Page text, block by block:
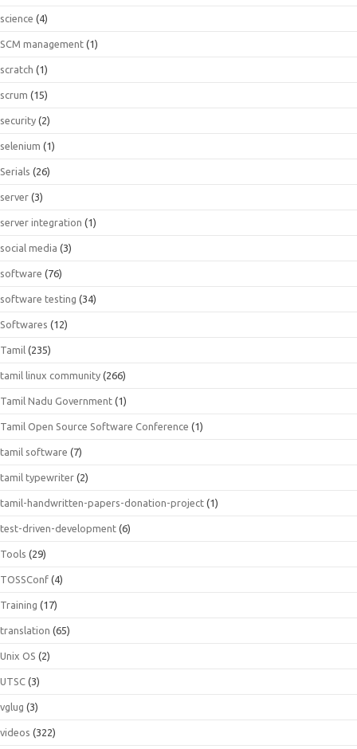
science (4)
SCM management (1)
scratch (1)
scrum (15)
security (2)
selenium (1)
Serials (26)
server (3)
server integration (1)
social media (3)
software (76)
software testing (34)
Softwares (12)
Tamil (235)
tamil linux community (266)
Tamil Nadu Government (1)
Tamil Open Source Software Conference (1)
tamil software (7)
tamil typewriter (2)
tamil-handwritten-papers-donation-project (1)
test-driven-development (6)
Tools (29)
TOSSConf (4)
Training (17)
translation (65)
Unix OS (2)
UTSC (3)
vglug (3)
videos (322)